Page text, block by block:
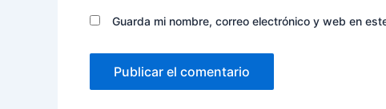
Guarda mi nombre, correo electrónico y web en